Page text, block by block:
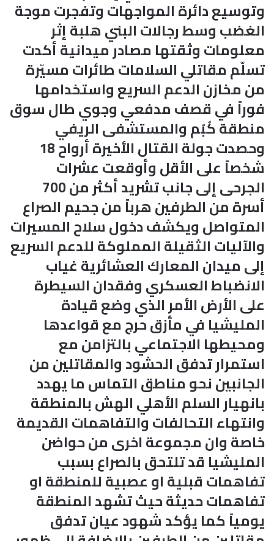
وتوسيع دائرة المواجهات وتفجرت موجة
الغضب وسط رجالات البني هلبة إثر
معلومات وثقتها مصادر ميدانية أكدت
تسلّم مقاتلي السلامات طائرات مسيّرة
من مخازن الدعم السريع واستخدامها
فوراً في قصف مدفعي وجوي طال سوق
منطقة كُبُم والمستشفى الريفي
وحصدت جولة القتال الأخيرة أرواح 18
شخصاً على الأقل وأوقعت عشرات
الجرحى إلى جانب تشريد أكثر من 700
أسرة من الطرفين هرباً من جحيم الصراع
المتواصل ويكشف دخول سلاح المسيرات
والآليات الثقيلة المملوكة للدعم السريع
إلى ميدان المعارك العشائرية غياب
الانضباط العسكري وفقدان السيطرة
على الأرض الأمر الذي وضع قيادة
المليشيا في مأزق حرج مع قواعدها
ومحيطها الاجتماعي بالتزامن مع
استمرار تدفق الحشود والمقاتلين من
الجانبين نحو مناطق التماس ما يهدد
بانهيار السلم الأهلي الهش بالمنطقة
وانتهاء التحالفات والتفاهمات القديمة
خاصة وان مجموعة اخرى من حواضن
المليشيا قد تلتحق بالصراع بسبب
تفاهمات قبلية او عصبية للمنطقة او
تفاهمات حديثة حيث تشهد المنطقة
يومياً كما يؤكد شهود عيان تدفق